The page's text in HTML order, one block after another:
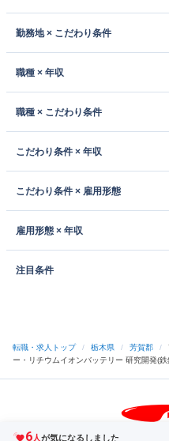
勤務地 × こだわり条件
職種 × 年収
職種 × こだわり条件
こだわり条件 × 年収
こだわり条件 × 雇用形態
雇用形態 × 年収
注目条件
6人が気になるしました
転職・求人トップ / 栃木県 / 芳賀郡 /
ー・リチウムイオンバッテリー 研究開発(